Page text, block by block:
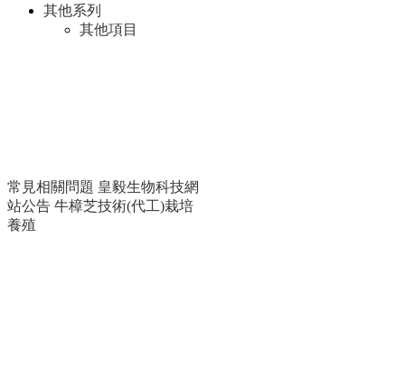
其他系列
其他項目
常見相關問題 皇毅生物科技網
站公告 牛樟芝技術(代工)栽培
養殖